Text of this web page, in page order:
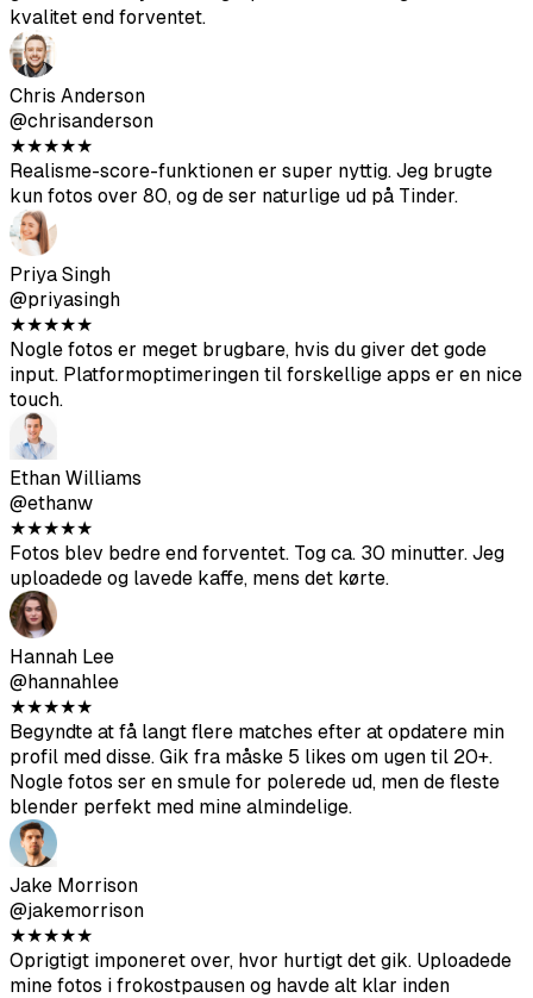
Nina Patel
@ninapatel
★★★
Variationen er virkelig god – kaffebarer, fitnesscentre,
udendørs. Nogle vinkler blev lidt skæve, men jeg fik nok
gode til at forny min Hinge-profil fuldstændig. Bedre
kvalitet end forventet.
Chris Anderson
@chrisanderson
★★★★★
Realisme-score-funktionen er super nyttig. Jeg brugte
kun fotos over 80, og de ser naturlige ud på Tinder.
Priya Singh
@priyasingh
★★★ ★★
Nogle fotos er meget brugbare, hvis du giver det gode
input. Platformoptimeringen til forskellige apps er en nice
touch.
Ethan Williams
@ethanw
★★★★★
Fotos blev bedre end forventet. Tog ca. 30 minutter. Jeg
uploadede og lavede kaffe, mens det kørte.
Hannah Lee
@hannahlee
★★★
Begyndte at få langt flere matches efter at opdatere min
profil med disse. Gik fra måske 5 likes om ugen til 20+.
Nogle fotos ser en smule for polerede ud, men de fleste
blender perfekt med mine almindelige.